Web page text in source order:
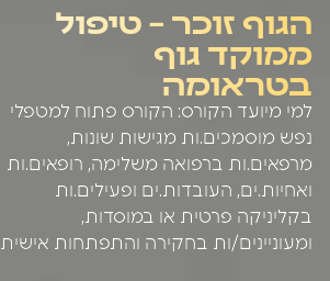
הגוף זוכר – טיפול
ממוקד גוף
בטראומה
למי מיועד הקורס: הקורס פתוח למטפלי
נפש מוסמכים.ות מגישות שונות,
מרפאים.ות ברפואה משלימה, רופאים.ות
ואחיות.ים, העובדות.ים ופעילים.ות
בקליניקה פרטית או במוסדות,
ומעוניינים/ות בחקירה והתפתחות אישית